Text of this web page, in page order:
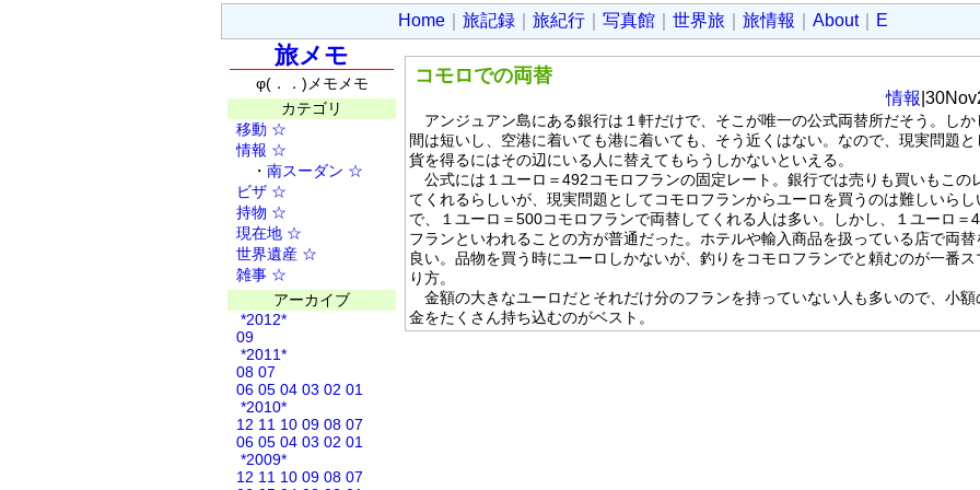
Home 旅記録 旅紀行 写真館 世界旅 旅情報 About｜ E
旅メモ
φ(．．)メモメモ
カテゴリ
移動 ☆
情報 ☆
・ 南スーダン ☆
ビザ ☆
持物 ☆
現在地 ☆
世界遺産 ☆
雑事 ☆
アーカイブ
*2012*
09
*2011*
08 07
06 05 04 03 02 01
*2010*
12 11 10 09 08 07
06 05 04 03 02 01
*2009*
12 11 10 09 08 07
コモロでの両替
情報
アンジュアン島にある銀行は１軒だけで、そこが唯一の公式両替所だそう。しか
間は短いし、空港に着いても港に着いても、そう近くはない。なので、現実問題
貨を得るにはその辺にいる人に替えてもらうしかないといえる。
公式には１ユーロ＝492コモロフランの固定レート。銀行では売りも買いもこの
てくれるらしいが、現実問題としてコモロフランからユーロを買うのは難しいらし
で、１ユーロ＝500コモロフランで両替してくれる人は多い。しかし、１ユーロ＝
フランといわれることの方が普通だった。ホテルや輸入商品を扱っている店で両
良い。品物を買う時にユーロしかないが、釣りをコモロフランでと頼むのが一番
り方。
金額の大きなユーロだとそれだけ分のフランを持っていない人も多いので、小額
金をたくさん持ち込むのがベスト。